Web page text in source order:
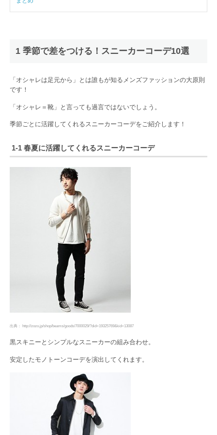
1 季節で差をつける！スニーカーコーデ10選
「オシャレは足元から」とは誰もが知るメンズファッションの大原則
です！
「オシャレ＝靴」と言っても過言ではないでしょう。
季節ごとに活躍してくれるスニーカーコーデをご紹介します！
1-1 春夏に活躍してくれるスニーカーコーデ
出典： http://zozo.jp/shop/beams/goods/7000029/?did=19325769&kid=13087
黒スキニーとシンプルなスニーカーの組み合わせ。
安定したモノトーンコーデを演出してくれます。